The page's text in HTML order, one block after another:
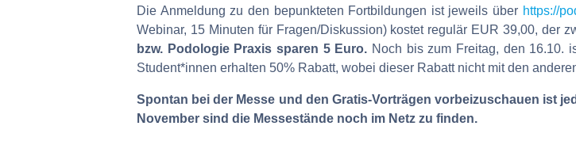
Die Anmeldung zu den bepunkteten Fortbildungen ist jeweils über https://
Webinar, 15 Minuten für Fragen/Diskussion) kostet regulär EUR 39,00, der
bzw. Podologie Praxis sparen 5 Euro. Noch bis zum Freitag, den 16.10.
Student*innen erhalten 50% Rabatt, wobei dieser Rabatt nicht mit den
Spontan bei der Messe und den Gratis-Vorträgen vorbeizuschauen ist
November sind die Messestände noch im Netz zu finden.